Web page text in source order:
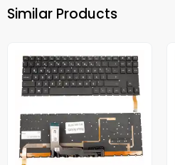
Similar Products